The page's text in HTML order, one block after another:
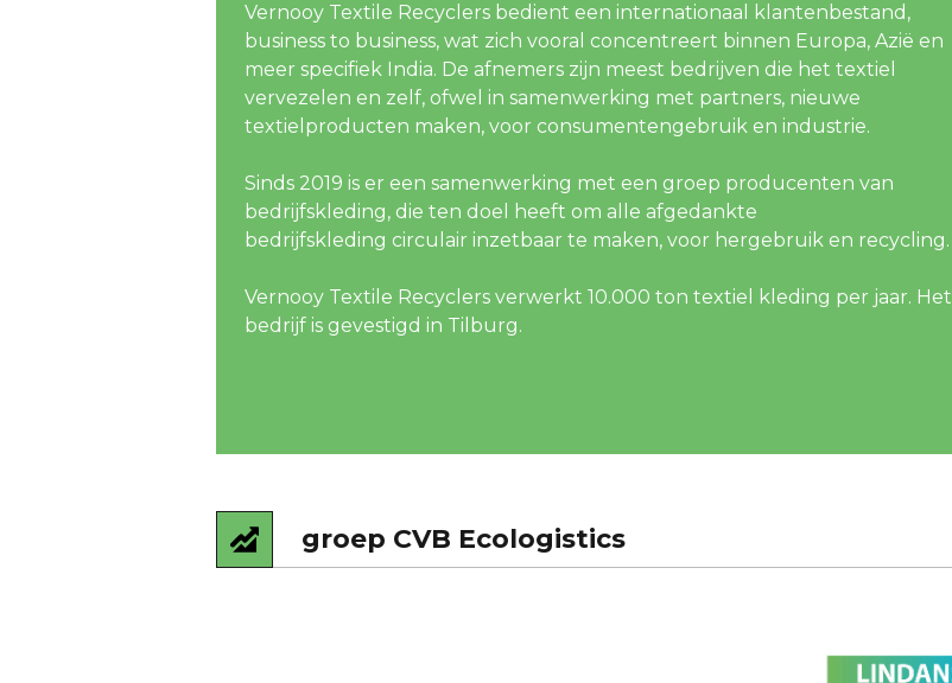
Vernooy Textile Recyclers bedient een internationaal klantenbestand,
business to business, wat zich vooral concentreert binnen Europa, Azië en
meer specifiek India. De afnemers zijn meest bedrijven die het textiel
vervezelen en zelf, ofwel in samenwerking met partners, nieuwe
textielproducten maken, voor consumentengebruik en industrie.
Sinds 2019 is er een samenwerking met een groep producenten van
bedrijfskleding, die ten doel heeft om alle afgedankte
bedrijfskleding circulair inzetbaar te maken, voor hergebruik en recycling.
Vernooy Textile Recyclers verwerkt 10.000 ton textiel kleding per jaar. Het
bedrijf is gevestigd in Tilburg.
groep CVB Ecologistics